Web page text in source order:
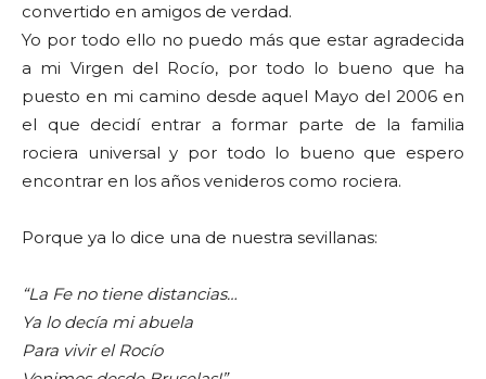
convertido en amigos de verdad.
Yo por todo ello no puedo más que estar agradecida
a mi Virgen del Rocío, por todo lo bueno que ha
puesto en mi camino desde aquel Mayo del 2006 en
el que decidí entrar a formar parte de la familia
rociera universal y por todo lo bueno que espero
encontrar en los años venideros como rociera.
Porque ya lo dice una de nuestra sevillanas:
“La Fe no tiene distancias…
Ya lo decía mi abuela
Para vivir el Rocío